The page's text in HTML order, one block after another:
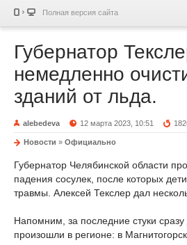
Полная версия сайта
Губернатор
немедленно
зданий от льда.
alebedeva 12 марта 2023, 10:51
Новости » Официально
Губернатор Челябинской области
падения сосулек, после которых
травмы. Алексей Текслер дал
Напомним, за последние стуки сразу
произошли в регионе: в